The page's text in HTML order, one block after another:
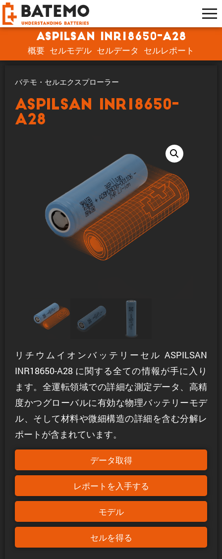
ASPILSAN INR18650-A28
概要 セルモデル セルデータ セルレポート
バテモ・セルエクスプローラー
ASPILSAN INR18650-
A28
リチウムイオンバッテリーセル ASPILSAN
INR18650-A28 に関する全ての情報が手に入り
ます。全運転領域での詳細な測定データ、高精
度かつグローバルに有効な物理バッテリーモデ
ル、そして材料や微細構造の詳細を含む分解レ
ポートが含まれています。
データ取得
レポートを入手する
モデル
セルを得る